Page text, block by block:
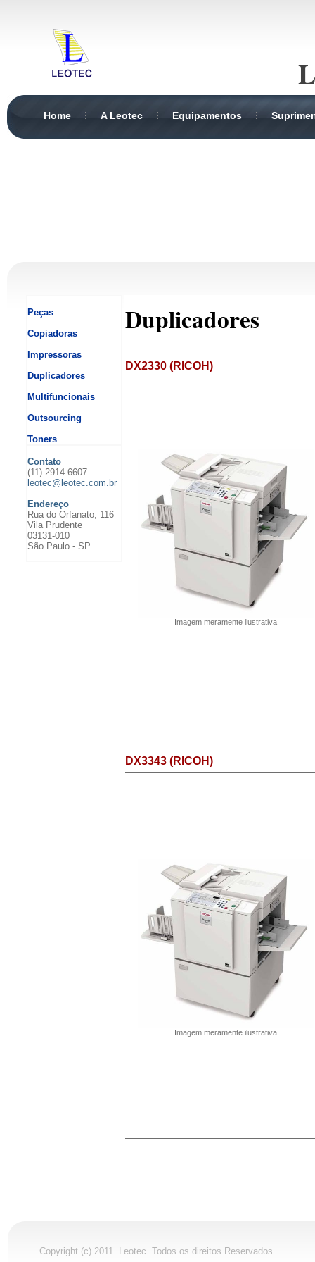
Home A Leotec Equipamentos
Peças
Copiadoras
Impressoras
Duplicadores
Multifuncionais
Outsourcing
Toners
Contato
(11) 2914-6607
leotec@leotec.com.br
Endereço
Rua do Orfanato, 116
Vila Prudente
03131-010
São Paulo - SP
Duplicadores
DX2330 (RICOH)
Imagem meramente ilustrativa
DX3343 (RICOH)
Imagem meramente ilustrativa
Copyright (c) 2011. Leotec. Todos os direitos Reservados.